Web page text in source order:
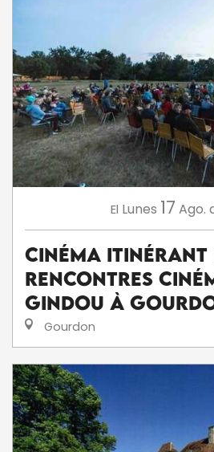
El Lunes 17 Ago.
Cinéma itinérant
Rencontres
Gindou à
Gourdon